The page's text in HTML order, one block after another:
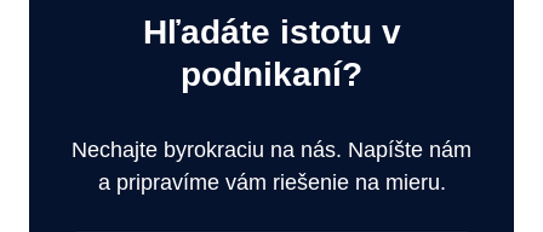
Hľadáte istotu v
podnikaní?
Nechajte byrokraciu na nás. Napíšte nám
a pripravíme vám riešenie na mieru.